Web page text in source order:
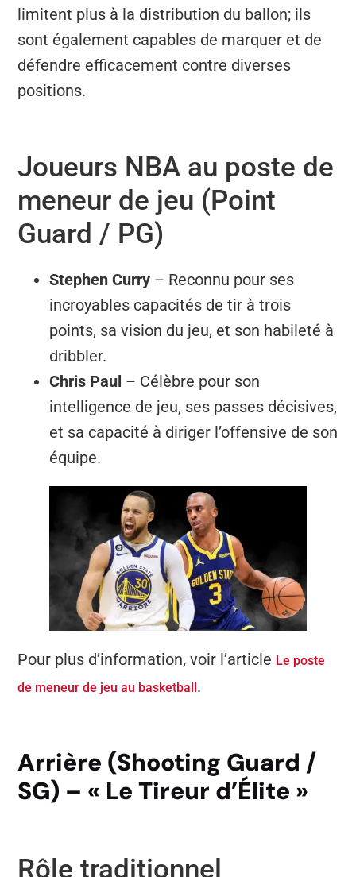
limitent plus à la distribution du ballon; ils
sont également capables de marquer et de
défendre efficacement contre diverses
positions.
Joueurs NBA au poste de
meneur de jeu (Point
Guard / PG)
Stephen Curry – Reconnu pour ses
incroyables capacités de tir à trois
points, sa vision du jeu, et son habileté à
dribbler.
Chris Paul – Célèbre pour son
intelligence de jeu, ses passes décisives,
et sa capacité à diriger l’offensive de son
équipe.
Pour plus d’information, voir l’article Le poste
de meneur de jeu au basketball.
Arrière (Shooting Guard /
SG) – « Le Tireur d’Élite »
Rôle traditionnel